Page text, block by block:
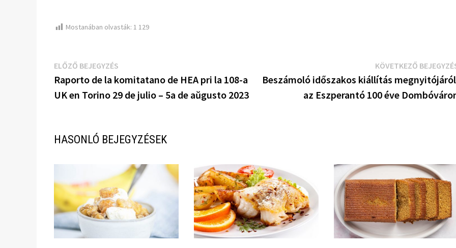
Mostanában olvasták: 1 129
Bejegyzés
navigáció
ELŐZŐ BEJEGYZÉS
bejegyzés:
Raporto de la komitatano de HEA pri la 108-a
UK en Torino 29 de julio – 5a de aŭgusto 2023
KÖVETKEZŐ
Beszámoló időszakos kiállítás
az Eszperantó 100 éve
HASONLÓ BEJEGYZÉSEK